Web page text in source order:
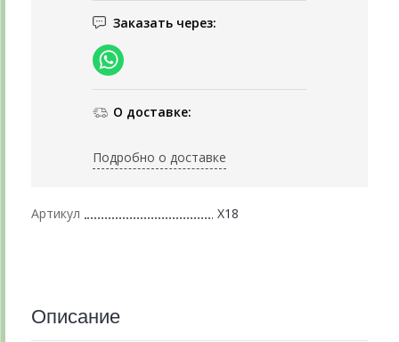
Заказать через:
О доставке:
Подробно о доставке
Артикул Х18
Описание